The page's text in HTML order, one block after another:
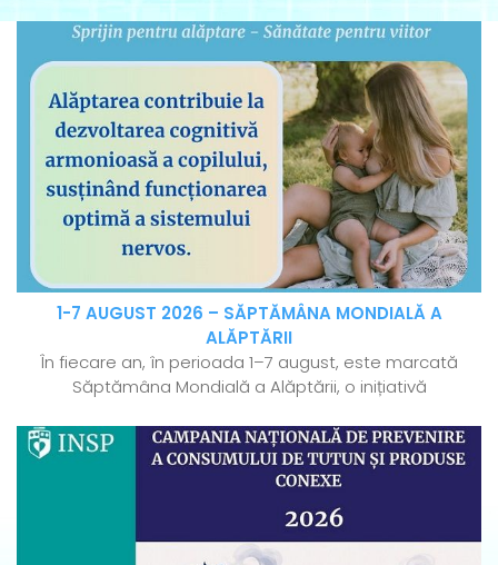
1-7 AUGUST 2026 – SĂPTĂMÂNA MONDIALĂ A
ALĂPTĂRII
În fiecare an, în perioada 1–7 august, este marcată
Săptămâna Mondială a Alăptării, o inițiativă